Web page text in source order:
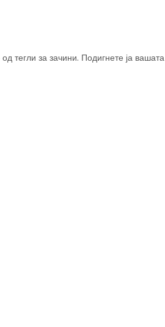
тегли за зачини. Подигнете ја вашата